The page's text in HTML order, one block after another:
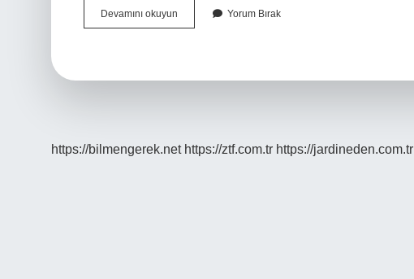
Devamını okuyun
Hakemi
Yorum Bırak
https://bilmengerek.net https://ztf.com.tr https://jardineden.com.tr